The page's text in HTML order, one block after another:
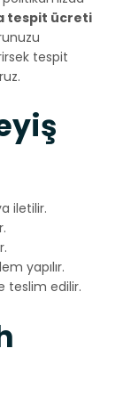
tespit ücreti
tespit
iletilir.
yapılır.
teslim edilir.